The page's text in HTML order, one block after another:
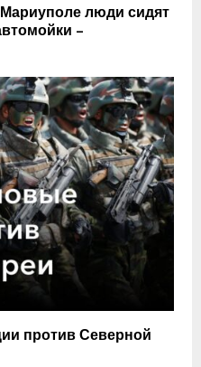
люди сидят
–
против Северной